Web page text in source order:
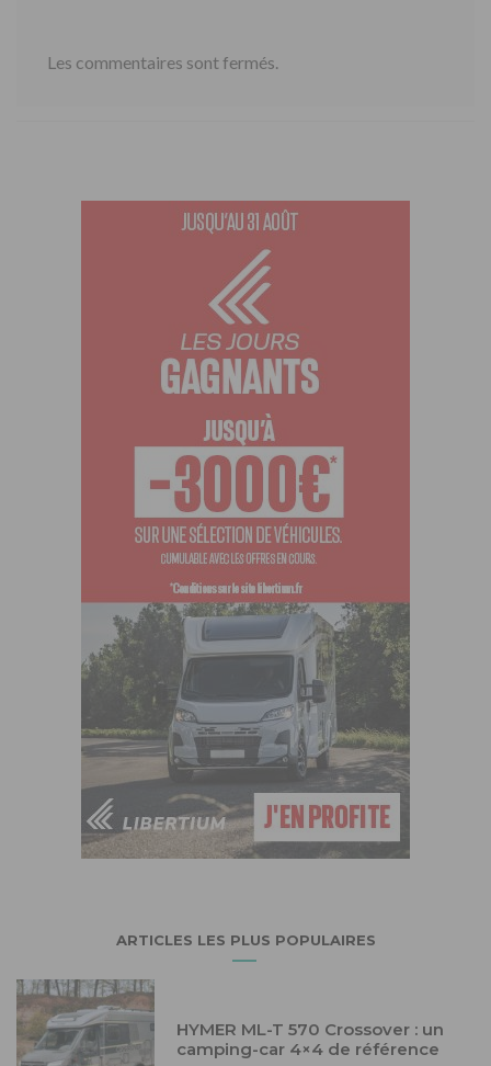
Les commentaires sont fermés.
ARTICLES LES PLUS POPULAIRES
HYMER ML-T 570 Crossover : un
camping-car 4×4 de référence